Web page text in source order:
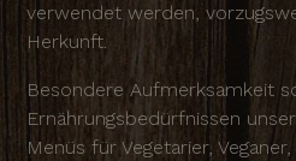
verwendet werden,
Herkunft.
Besondere Aufmerksamkeit
Ernährungsbedürfnissen
Menüs für Vegetarier,